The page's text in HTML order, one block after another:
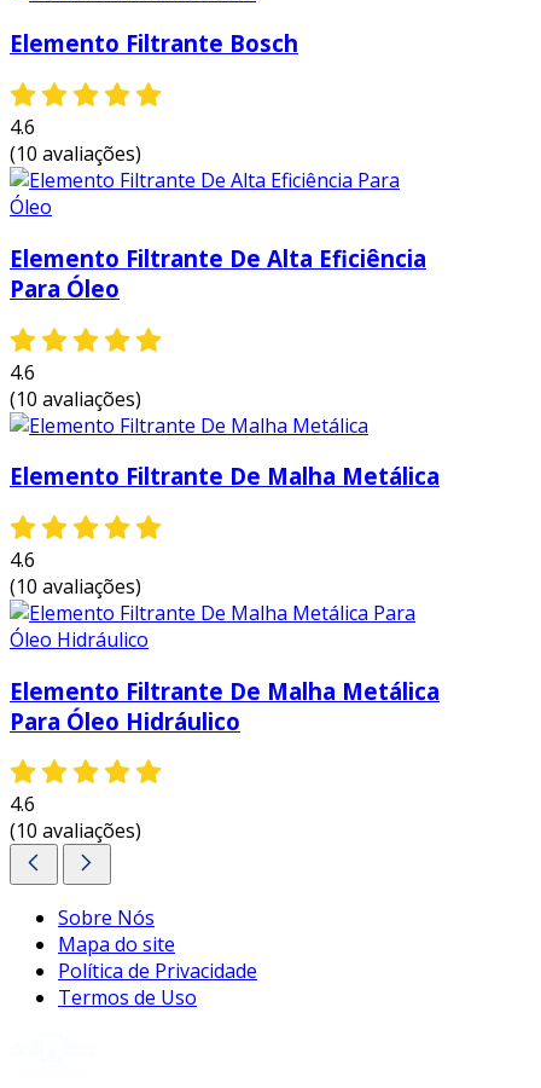
Elemento Filtrante Bosch
4.6
(10 avaliações)
Elemento Filtrante De Alta Eficiência
Para Óleo
4.6
(10 avaliações)
Elemento Filtrante De Malha Metálica
4.6
(10 avaliações)
Elemento Filtrante De Malha Metálica
Para Óleo Hidráulico
4.6
(10 avaliações)
Sobre Nós
Mapa do site
Política de Privacidade
Termos de Uso